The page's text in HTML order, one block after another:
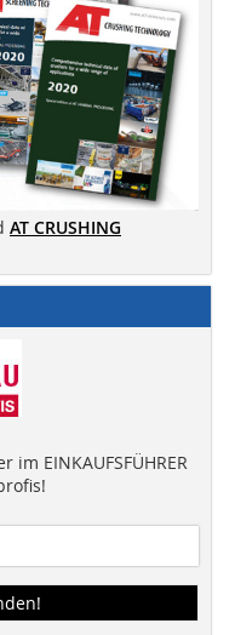
AT CRUSHING
EINKAUFSFÜHRER